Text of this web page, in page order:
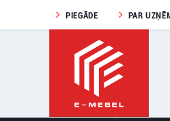
PIEGĀDE PAR